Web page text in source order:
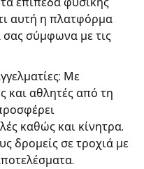
αυτή η πλατφόρμα
σας σύμφωνα με τις
Με
και αθλητές από τη
καθώς και κίνητρα.
δρομείς σε τροχιά με